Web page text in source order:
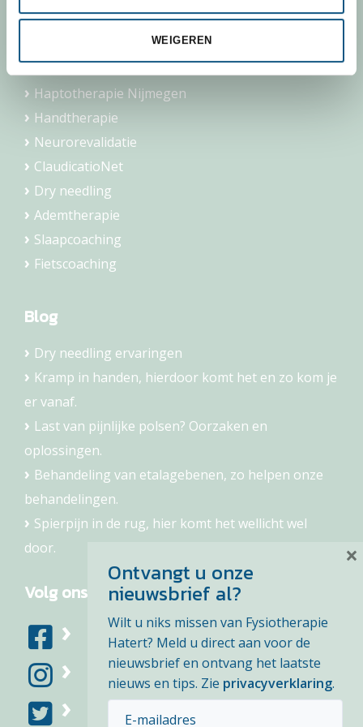
WEIGEREN
Geriatrie
COPD
Haptotherapie Nijmegen
Handtherapie
Neurorevalidatie
ClaudicatioNet
Dry needling
Ademtherapie
Slaapcoaching
Fietscoaching
Blog
Dry needling ervaringen
Kramp in handen, hierdoor komt het en zo kom je
er vanaf.
Last van pijnlijke polsen? Oorzaken en
oplossingen.
Behandeling van etalagebenen, zo helpen onze
behandelingen.
Spierpijn in de rug, hier komt het wellicht wel
door.
Volg ons
Ontvangt u onze
nieuwsbrief al?
Wilt u niks missen van Fysiotherapie
Hatert? Meld u direct aan voor de
nieuwsbrief en ontvang het laatste
nieuws en tips. Zie privacyverklaring.
×